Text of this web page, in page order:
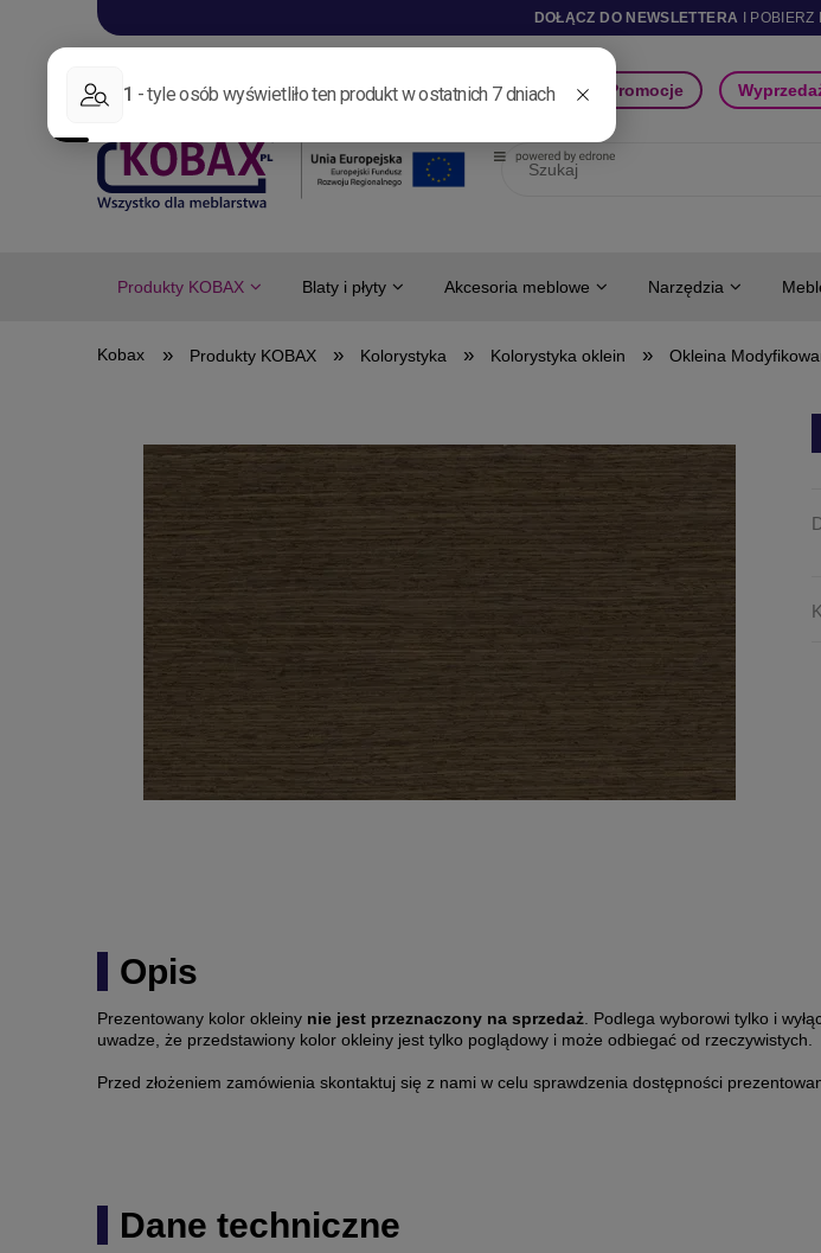
DOŁĄCZ DO NEWSLETTERA I
Aktualności Nowości Promocje
Produkty KOBAX Blaty i płyty Akcesoria meblowe Narzędzia
» Produkty KOBAX » Kolorystyka » Kolorystyka oklein » Okleina
Opis
Prezentowany kolor okleiny nie jest przeznaczony na sprzedaż. Podlega wyborowi tylko i
uwadze, że przedstawiony kolor okleiny jest tylko poglądowy i może odbiegać od rzeczywistych.
Przed złożeniem zamówienia skontaktuj się z nami w celu sprawdzenia dostępności
Dane techniczne